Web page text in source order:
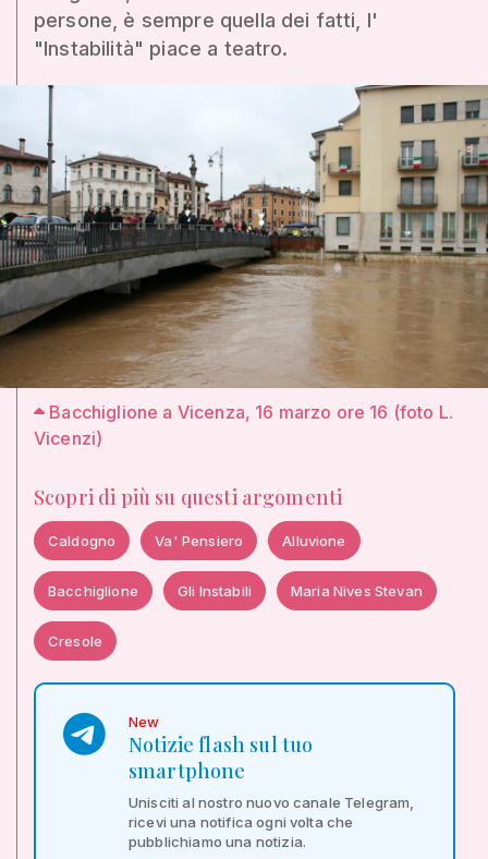
persone, è sempre quella dei fatti, l'
"Instabilità" piace a teatro.
Bacchiglione a Vicenza, 16 marzo ore 16 (foto L.
Vicenzi)
Scopri di più su questi argomenti
Caldogno Va' Pensiero Alluvione
Bacchiglione Gli Instabili Maria Nives Stevan
Cresole
New
Notizie flash sul tuo
smartphone
Unisciti al nostro nuovo canale Telegram,
ricevi una notifica ogni volta che
pubblichiamo una notizia.